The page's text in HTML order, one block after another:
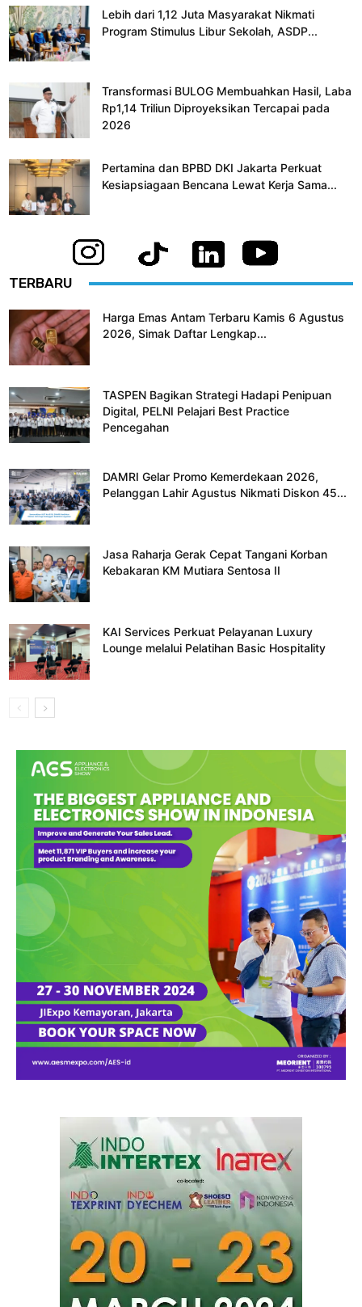
Lebih dari 1,12 Juta Masyarakat Nikmati
Program Stimulus Libur Sekolah, ASDP...
Transformasi BULOG Membuahkan Hasil, Laba
Rp1,14 Triliun Diproyeksikan Tercapai pada
2026
Pertamina dan BPBD DKI Jakarta Perkuat
Kesiapsiagaan Bencana Lewat Kerja Sama...
TERBARU
Harga Emas Antam Terbaru Kamis 6 Agustus
2026, Simak Daftar Lengkap...
TASPEN Bagikan Strategi Hadapi Penipuan
Digital, PELNI Pelajari Best Practice
Pencegahan
DAMRI Gelar Promo Kemerdekaan 2026,
Pelanggan Lahir Agustus Nikmati Diskon 45...
Jasa Raharja Gerak Cepat Tangani Korban
Kebakaran KM Mutiara Sentosa II
KAI Services Perkuat Pelayanan Luxury
Lounge melalui Pelatihan Basic Hospitality